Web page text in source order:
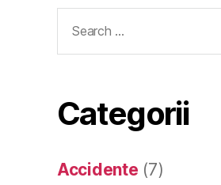
for:
Categorii
Accidente (7)